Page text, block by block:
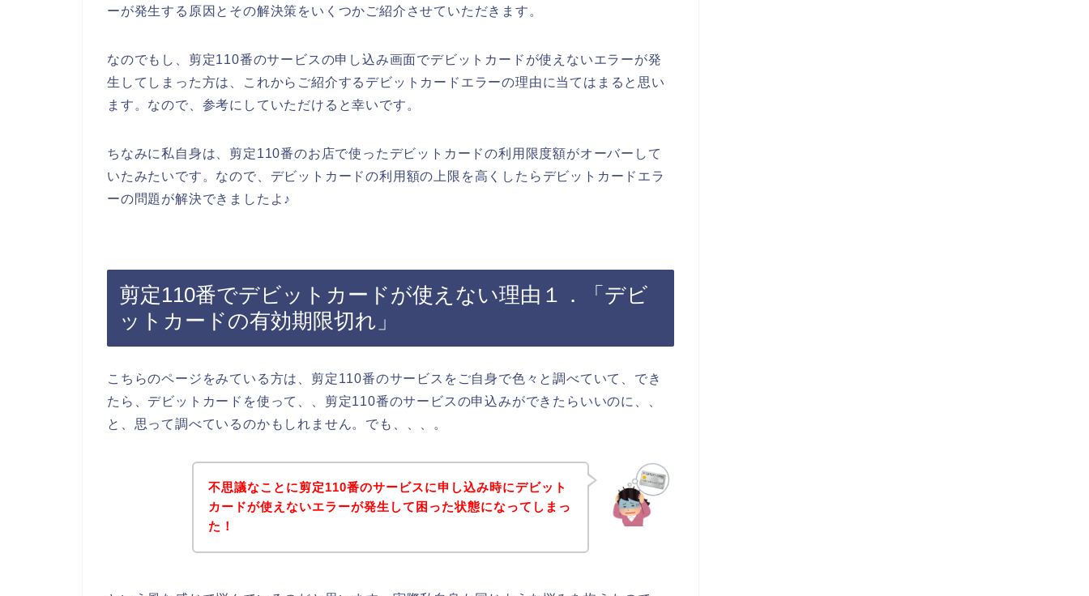
ーが発生する原因とその解決策をいくつかご紹介させていただきます。
なのでもし、剪定110番のサービスの申し込み画面でデビットカードが使えないエラーが発
生してしまった方は、これからご紹介するデビットカードエラーの理由に当てはまると思い
ます。なので、参考にしていただけると幸いです。
ちなみに私自身は、剪定110番のお店で使ったデビットカードの利用限度額がオーバーして
いたみたいです。なので、デビットカードの利用額の上限を高くしたらデビットカードエラ
ーの問題が解決できましたよ♪
剪定110番でデビットカードが使えない理由１．「デビ
ットカードの有効期限切れ」
こちらのページをみている方は、剪定110番のサービスをご自身で色々と調べていて、でき
たら、デビットカードを使って、、剪定110番のサービスの申込みができたらいいのに、、
と、思って調べているのかもしれません。でも、、、。
不思議なことに剪定110番のサービスに申し込み時にデビット
カードが使えないエラーが発生して困った状態になってしまっ
た！